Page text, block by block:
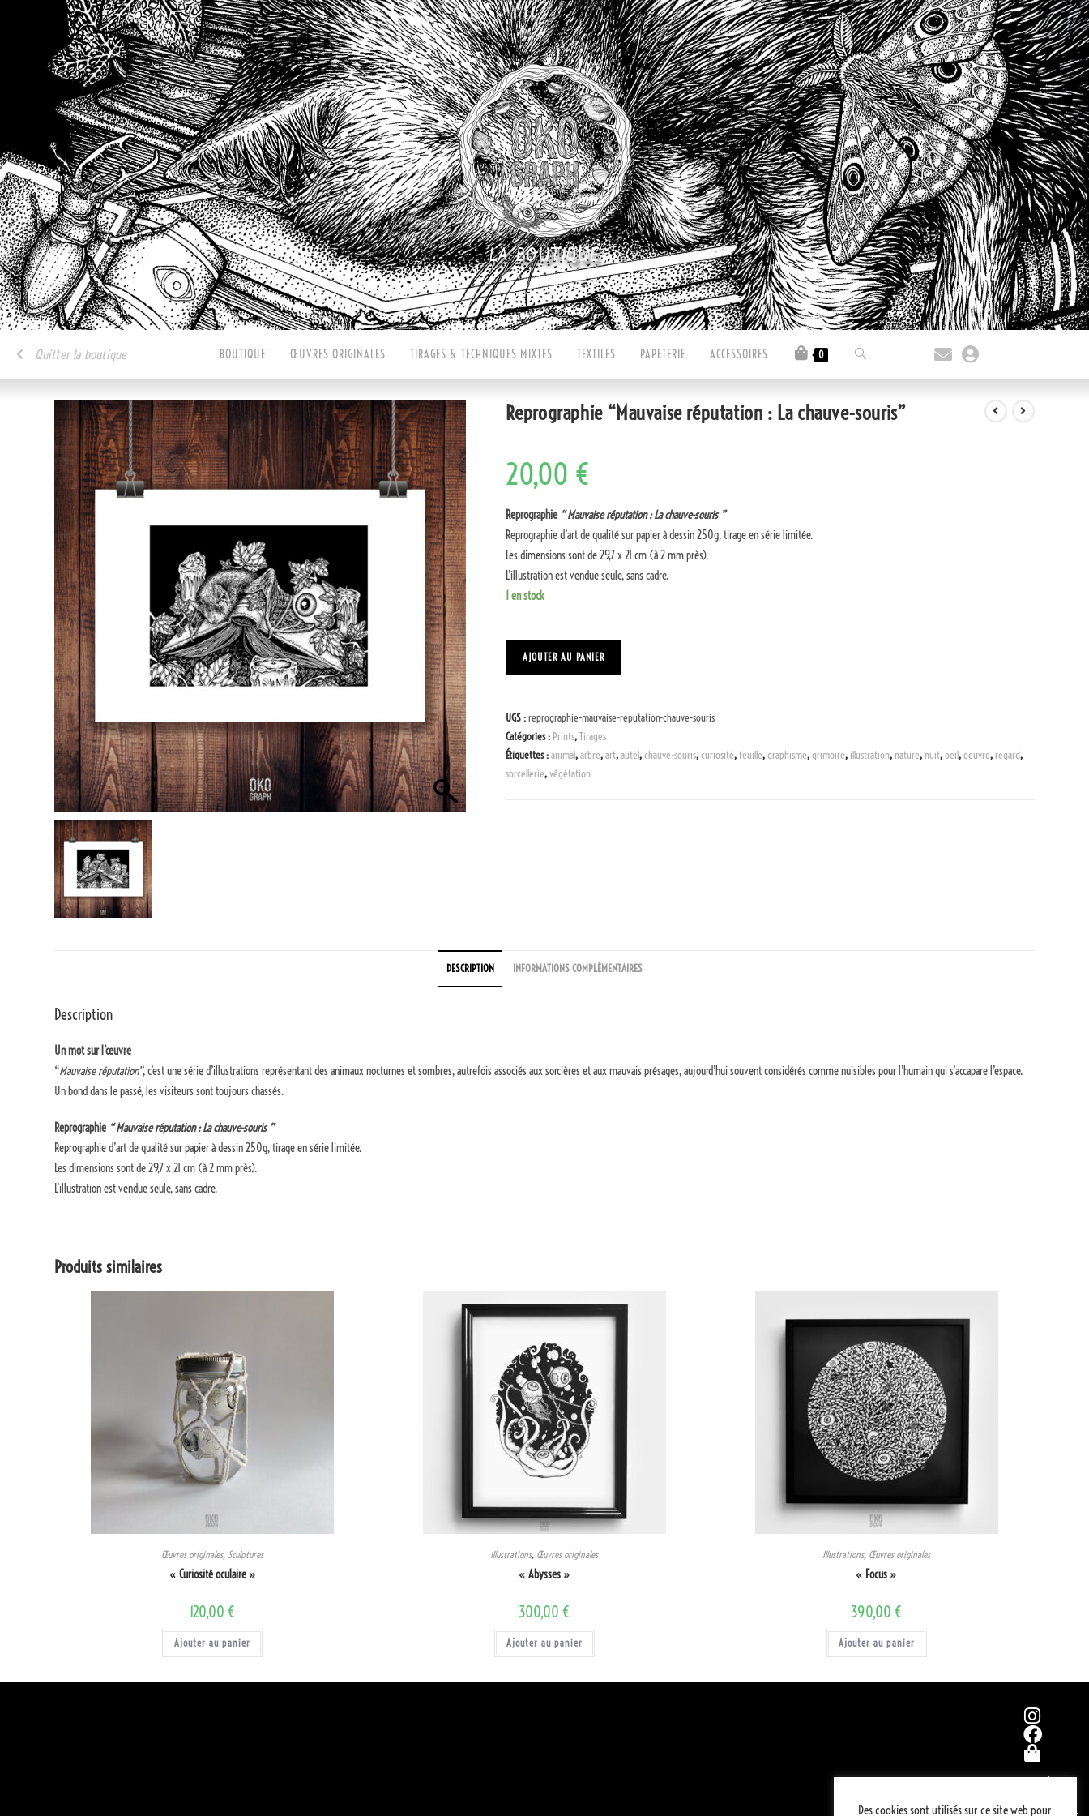
LA BOUTIQUE
Quitter la boutique BOUTIQUE ŒUVRES ORIGINALES TIRAGES & TECHNIQUES MIXTES TEXTILES PAPETERIE ACCESSOIRES 0
Reprographie “Mauvaise réputation : La chauve-souris”
20,00 €
Reprographie“ Mauvaise réputation : La chauve-souris ”
Reprographie d’art de qualité sur papier à dessin 250g, tirage en série limitée.
Les dimensions sont de 29,7 x 21 cm (à 2 mm près).
L’illustration est vendue seule, sans cadre.
1 en stock
AJOUTER AU PANIER
UGS :reprographie-mauvaise-reputation-chauve-souris
Catégories : Prints,Tirages
Étiquettes :animal,arbre,art,autel,chauve-souris,curiosité,feuille,graphisme,grimoire, illustration, nature, nuit,oeil,oeuvre, regard,
sorcellerie,végétation
DESCRIPTION INFORMATIONS COMPLÉMENTAIRES
Description
Un mot sur l’œuvre
“Mauvaise réputation”, c’est une série d’illustrations représentant des animaux nocturnes et sombres, autrefois associés aux sorcières et aux mauvais présages, aujourd’hui souvent considérés comme nuisibles pour l’humain qui s’accapare l’espace.
Un bond dans le passé, les visiteurs sont toujours chassés.
Reprographie “ Mauvaise réputation : La chauve-souris ”
Reprographie d’art de qualité sur papier à dessin 250g, tirage en série limitée.
Les dimensions sont de 29,7 x 21 cm (à 2 mm près).
L’illustration est vendue seule, sans cadre.
Produits similaires
Œuvres originales, Sculptures
« Curiosité oculaire »
120,00 €
Ajouter au panier
Illustrations, Œuvres originales
« Abysses »
300,00 €
Ajouter au panier
Illustrations, Œuvres originales
« Focus »
390,00 €
Ajouter au panier
A
PROPOS..
Des cookies sont utilisés sur ce site web pour